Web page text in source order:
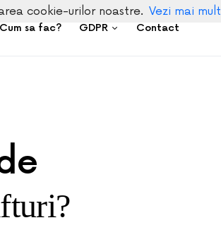
Cum sa fac? GDPR Contact
cookie-urilor noastre. Vezi mai mult